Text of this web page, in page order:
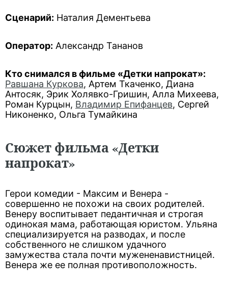
Сценарий: Наталия Дементьева
Оператор: Александр Тананов
Кто снимался в фильме «Детки напрокат»:
Равшана Куркова, Артем Ткаченко, Диана
Антосяк, Эрик Холявко-Гришин, Алла Михеева,
Роман Курцын, Владимир Епифанцев, Сергей
Никоненко, Ольга Тумайкина
Сюжет фильма «Детки
напрокат»
Герои комедии - Максим и Венера -
совершенно не похожи на своих родителей.
Венеру воспитывает педантичная и строгая
одинокая мама, работающая юристом. Ульяна
специализируется на разводах, и после
собственного не слишком удачного
замужества стала почти мужененавистницей.
Венера же ее полная противоположность.